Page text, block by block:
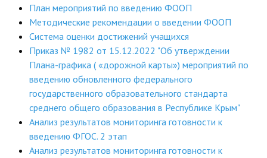
План мероприятий по введению ФООП
Методические рекомендации о введении ФООП
Система оценки достижений учащихся
Приказ № 1982 от 15.12.2022 "Об утверждении
Плана-графика ( «дорожной карты») мероприятий по
введению обновленного федерального
государственного образовательного стандарта
среднего общего образования в Республике Крым"
Анализ результатов мониторинга готовности к
введению ФГОС. 2 этап
Анализ результатов мониторинга готовности к